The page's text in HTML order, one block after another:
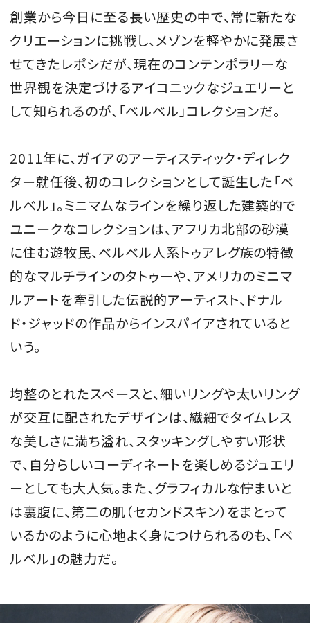
創業から今日に至る長い歴史の中で、常に新たな
クリエーションに挑戦し、メゾンを軽やかに発展さ
せてきたレポシだが、現在のコンテンポラリーな
世界観を決定づけるアイコニックなジュエリーと
して知られるのが、「ベルベル」コレクションだ。
2011年に、ガイアのアーティスティック・ディレク
ター就任後、初のコレクションとして誕生した「ベ
ルベル」。ミニマムなラインを繰り返した建築的で
ユニークなコレクションは、アフリカ北部の砂漠
に住む遊牧民、ベルベル人系トゥアレグ族の特徴
的なマルチラインのタトゥーや、アメリカのミニマ
ルアートを牽引した伝説的アーティスト、ドナル
ド・ジャッドの作品からインスパイアされていると
いう。
均整のとれたスペースと、細いリングや太いリング
が交互に配されたデザインは、繊細でタイムレス
な美しさに満ち溢れ、スタッキングしやすい形状
で、自分らしいコーディネートを楽しめるジュエリ
ーとしても大人気。また、グラフィカルな佇まいと
は裏腹に、第二の肌（セカンドスキン）をまとって
いるかのように心地よく身につけられるのも、「ベ
ルベル」の魅力だ。